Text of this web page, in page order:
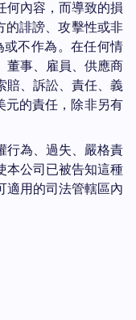
何內容，而導致的損
的誹謗、攻擊性或非
不作為。在任何情
董事、雇員、供應商
賠、訴訟、責任、義
元的責任，除非另有
行為、過失、嚴格責
本公司已被告知這種
適用的司法管轄區內